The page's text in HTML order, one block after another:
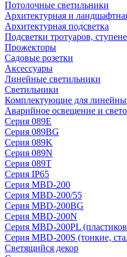
Потолочные светильники
Архитектурная и
Архитектурная подсветка
Подсветки тротуаров,
Прожекторы
Садовые розетки
Аксессуары
Линейные светильники
Светильники
Комплектующие для
Аварийное освещение и
Серия 089E
Серия 089BG
Серия 089K
Серия 089N
Серия 089T
Серия IP65
Серия MBD-200
Серия MBD-200/55
Серия MBD-200BG
Серия MBD-200N
Серия MBD-200PL
Серия MBD-200S (тонкие,
Светящийся декор